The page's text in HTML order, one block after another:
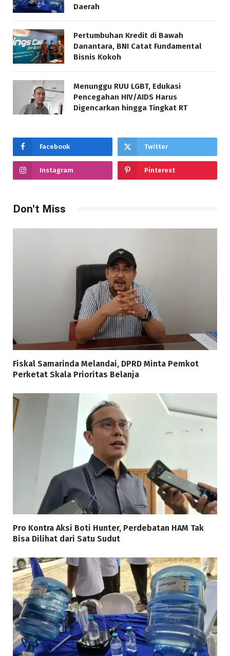
Daerah
Pertumbuhan Kredit di Bawah
Danantara, BNI Catat Fundamental
Bisnis Kokoh
Menunggu RUU LGBT, Edukasi
Pencegahan HIV/AIDS Harus
Digencarkan hingga Tingkat RT
Facebook Twitter
Instagram Pinterest
Don't Miss
Fiskal Samarinda Melandai, DPRD Minta Pemkot
Perketat Skala Prioritas Belanja
Pro Kontra Aksi Boti Hunter, Perdebatan HAM Tak
Bisa Dilihat dari Satu Sudut